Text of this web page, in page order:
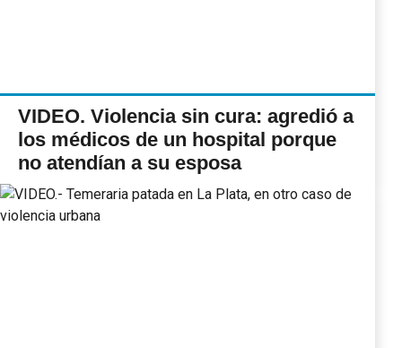
VIDEO. Violencia sin cura: agredió a
los médicos de un hospital porque
no atendían a su esposa